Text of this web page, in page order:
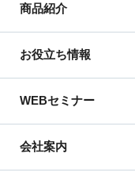
商品紹介
お役立ち情報
WEBセミナー
会社案内